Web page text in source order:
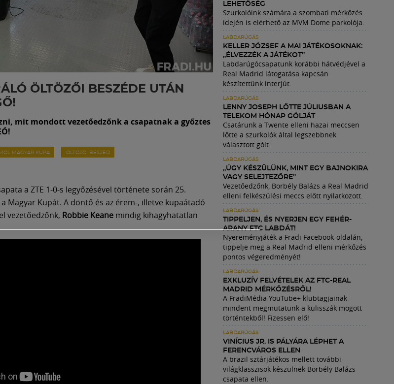
ÖLTÖZŐI BESZÉDE UTÁN
mit mondott vezetőedzőnk a csapatnak a győztes
MOL MAGYAR KUPA ÖLTÖZŐI BESZÉD
a ZTE 1-0-s legyőzésével története során 25.
Magyar Kupát. A döntő és az érem-, illetve kupaátadó
vezetőedzőnk, Robbie Keanemindig kihagyhatatlan
LEHETŐSÉG
Szurkolóink számára a szombati mérkőzés
idején is elérhető az MVM Dome parkolója.
LABDARÚGÁS
KELLER JÓZSEF A MAI JÁTÉKOSOKNAK:
„ÉLVEZZÉK A JÁTÉKOT”
Labdarúgócsapatunk korábbi hátvédjével a
Real Madrid látogatása kapcsán
készítettünk interjút.
LABDARÚGÁS
LENNY JOSEPH LŐTTE JÚLIUSBAN A
TELEKOM HÓNAP GÓLJÁT
Csatárunk a Twente elleni hazai meccsen
lőtte a szurkolók által legszebbnek
választott gólt.
LABDARÚGÁS
„ÚGY KÉSZÜLÜNK, MINT EGY BAJNOKIRA
VAGY SELEJTEZŐRE”
Vezetőedzőnk, Borbély Balázs a Real Madrid
elleni felkészülési meccs előtt nyilatkozott.
LABDARÚGÁS
TIPPELJEN, ÉS NYERJEN EGY FEHÉR-
ARANY FTC LABDÁT!
Nyereményjáték a Fradi Facebook-oldalán,
tippelje meg a Real Madrid elleni mérkőzés
pontos végeredményét!
LABDARÚGÁS
EXKLUZÍV FELVÉTELEK AZ FTC-REAL
MADRID MÉRKŐZÉSRŐL!
A FradiMédia YouTube+ klubtagjainak
mindent megmutatunk a kulisszák mögött
történtekből! Fizessen elő!
LABDARÚGÁS
VINÍCIUS JR. IS PÁLYÁRA LÉPHET A
FERENCVÁROS ELLEN
A brazil sztárjátékos mellett további
világklasszisok készülnek Borbély Balázs
csapata ellen.